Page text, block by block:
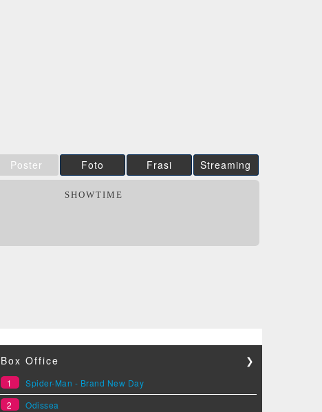
Poster Foto Frasi Streaming
SHOWTIME
Box Office ❯
1
Spider-Man - Brand New Day
2
Odissea